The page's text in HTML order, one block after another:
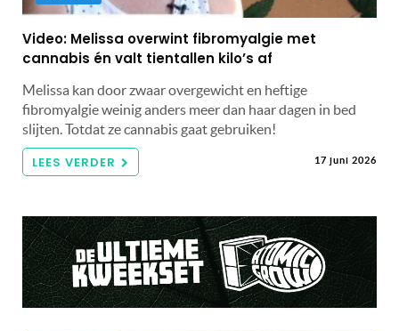
Video: Melissa overwint fibromyalgie met
cannabis én valt tientallen kilo’s af
Melissa kan door zwaar overgewicht en heftige
fibromyalgie weinig anders meer dan haar dagen in bed
slijten. Totdat ze cannabis gaat gebruiken!
LEES VERDER 17 juni 2026